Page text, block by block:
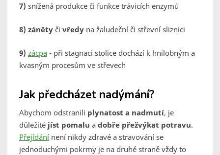
7) snížená produkce či funkce trávicích enzymů
8) záněty či vředy na žaludeční či střevní sliznici
9) zácpa - při stagnaci stolice dochází k hnilobným a
kvasným procesům ve střevech
Jak předcházet nadýmání?
Abychom odstranili plynatost a nadmutí, je
důležité jíst pomalu a dobře přežvýkat potravu.
Přejídání není nikdy zdravé a stravování se
jednoduchými pokrmy je na druhé straně vždy to